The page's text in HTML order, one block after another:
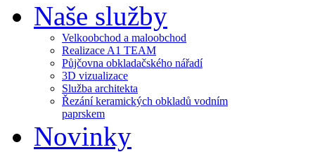
Naše služby
Velkoobchod a maloobchod
Realizace A1 TEAM
Půjčovna obkladačského nářadí
3D vizualizace
Služba architekta
Řezání keramických obkladů vodním
paprskem
Novinky